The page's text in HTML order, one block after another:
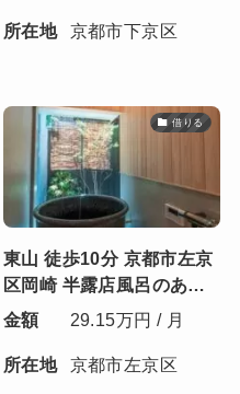
所在地 京都市下京区
借りる
東山 徒歩10分 京都市左京
区岡崎 半露店風呂のある
京町家
金額 29.15万円 / 月
所在地 京都市左京区